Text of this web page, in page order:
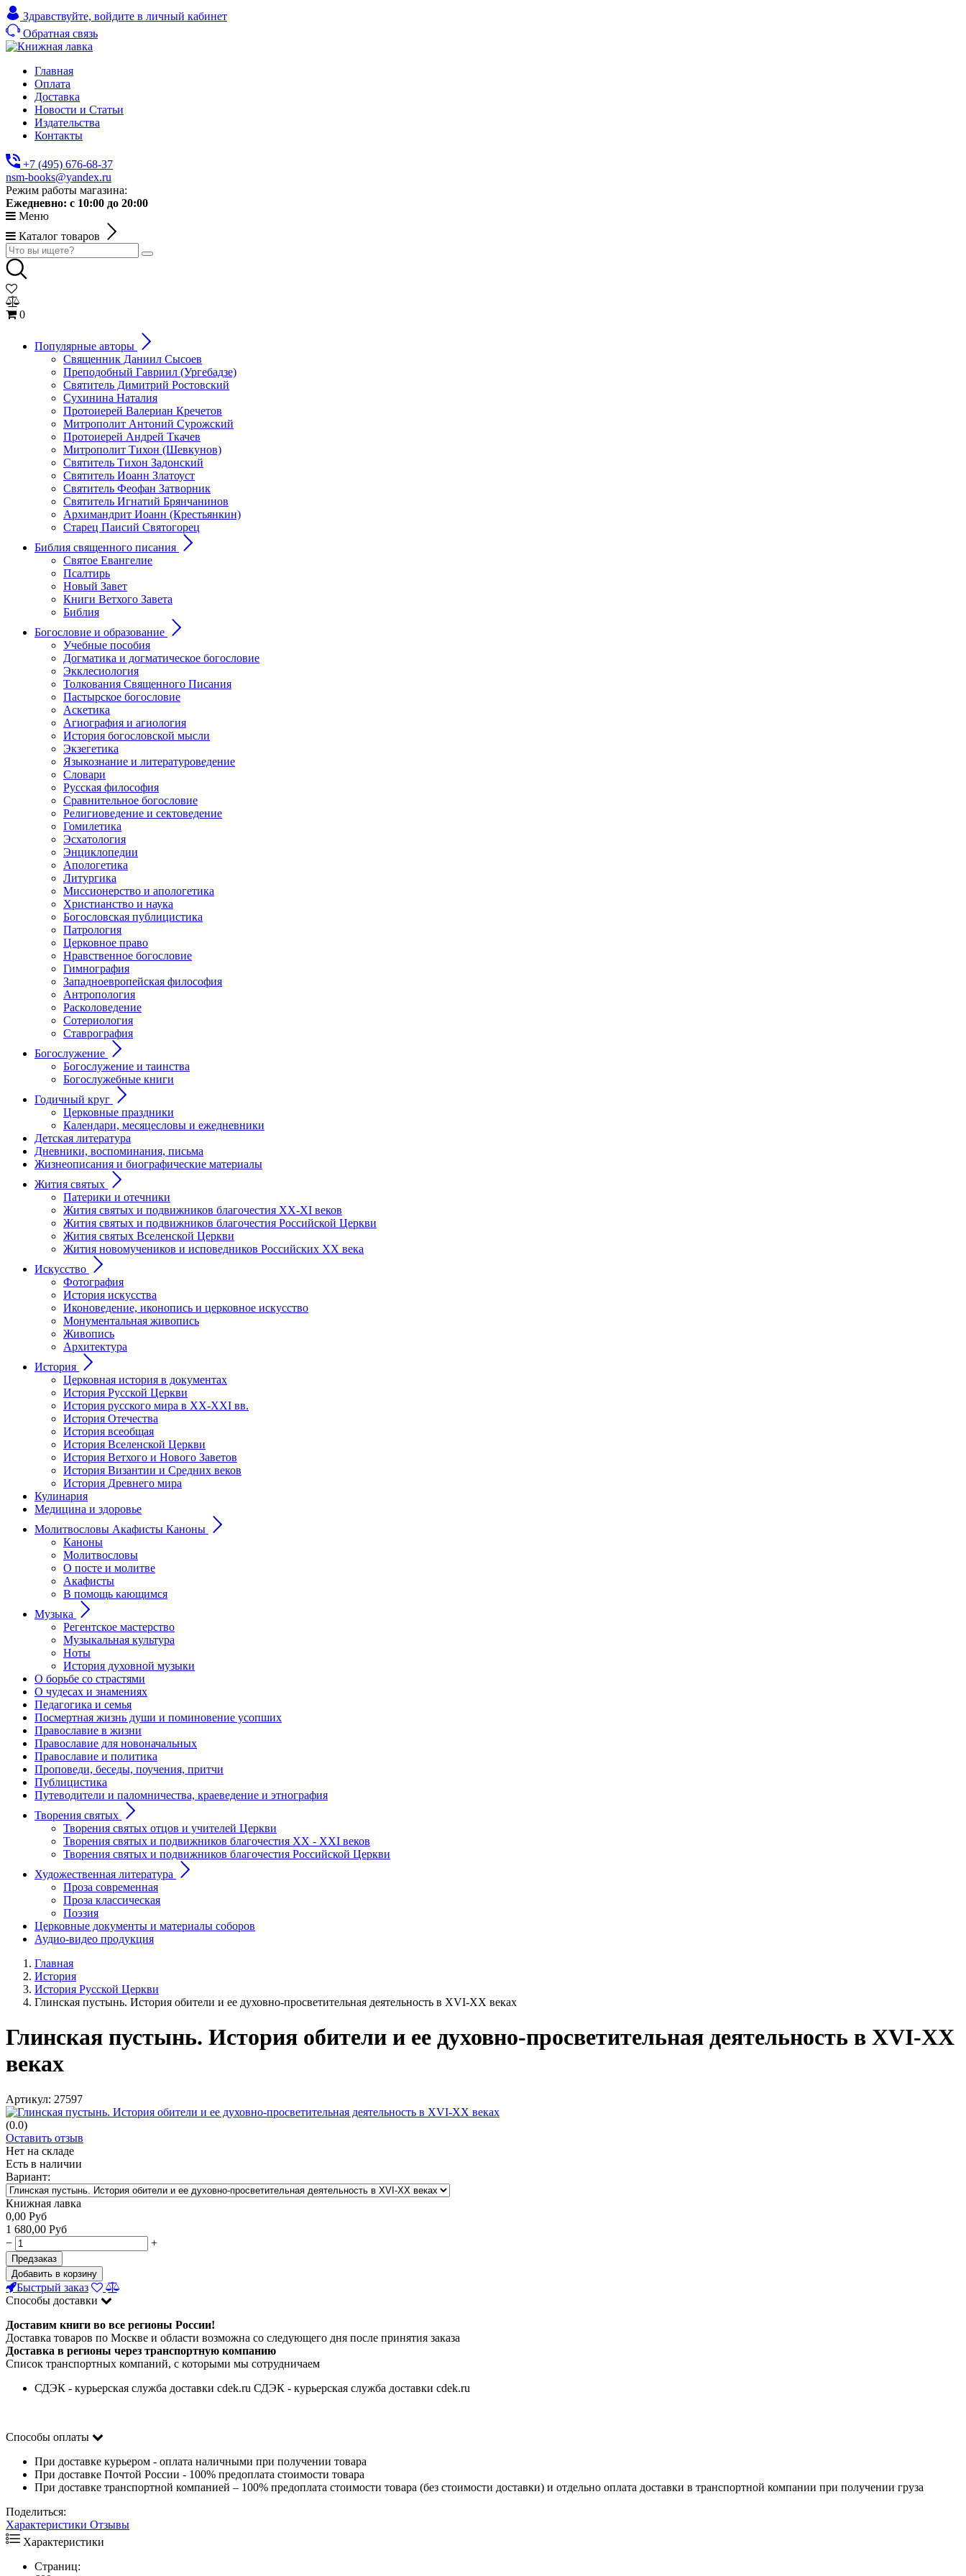
Здравствуйте, войдите в личный кабинет
Обратная связь
Главная
Оплата
Доставка
Новости и Статьи
Издательства
Контакты
+7 (495) 676-68-37
nsm-books@yandex.ru
Режим работы магазина:
Ежедневно: с 10:00 до 20:00
Меню
Каталог товаров
0
Популярные авторы
Священник Даниил Сысоев
Преподобный Гавриил (Ургебадзе)
Святитель Димитрий Ростовский
Сухинина Наталия
Протоиерей Валериан Кречетов
Митрополит Антоний Сурожский
Протоиерей Андрей Ткачев
Митрополит Тихон (Шевкунов)
Святитель Тихон Задонский
Святитель Иоанн Златоуст
Cвятитель Феофан Затворник
Святитель Игнатий Брянчанинов
Архимандрит Иоанн (Крестьянкин)
Старец Паисий Святогорец
Библия священного писания
Святое Евангелие
Псалтирь
Новый Завет
Книги Ветхого Завета
Библия
Богословие и образование
Учебные пособия
Догматика и догматическое богословие
Экклесиология
Толкования Священного Писания
Пастырское богословие
Аскетика
Агиография и агиология
История богословской мысли
Экзегетика
Языкознание и литературоведение
Словари
Русская философия
Сравнительное богословие
Религиоведение и сектоведение
Гомилетика
Эсхатология
Энциклопедии
Апологетика
Литургика
Миссионерство и апологетика
Христианство и наука
Богословская публицистика
Патрология
Церковное право
Нравственное богословие
Гимнография
Западноевропейская философия
Антропология
Расколоведение
Сотериология
Ставрография
Богослужение
Богослужение и таинства
Богослужебные книги
Годичный круг
Церковные праздники
Календари, месяцесловы и ежедневники
Детская литература
Дневники, воспоминания, письма
Жизнеописания и биографические материалы
Жития святых
Патерики и отечники
Жития святых и подвижников благочестия ХХ-XI веков
Жития святых и подвижников благочестия Российской Церкви
Жития святых Вселенской Церкви
Жития новомучеников и исповедников Российских ХХ века
Искусство
Фотография
История искусства
Иконоведение, иконопись и церковное искусство
Монументальная живопись
Живопись
Архитектура
История
Церковная история в документах
История Русской Церкви
История русского мира в ХХ-ХХI вв.
История Отечества
История всеобщая
История Вселенской Церкви
История Ветхого и Нового Заветов
История Византии и Средних веков
История Древнего мира
Кулинария
Медицина и здоровье
Молитвословы Акафисты Каноны
Каноны
Молитвословы
О посте и молитве
Акафисты
В помощь кающимся
Музыка
Регентское мастерство
Музыкальная культура
Ноты
История духовной музыки
О борьбе со страстями
О чудесах и знамениях
Педагогика и семья
Посмертная жизнь души и поминовение усопших
Православие в жизни
Православие для новоначальных
Православие и политика
Проповеди, беседы, поучения, притчи
Публицистика
Путеводители и паломничества, краеведение и этнография
Творения святых
Творения святых отцов и учителей Церкви
Творения святых и подвижников благочестия ХХ - ХХI веков
Творения святых и подвижников благочестия Российской Церкви
Художественная литература
Проза современная
Проза классическая
Поэзия
Церковные документы и материалы соборов
Аудио-видео продукция
Главная
История
История Русской Церкви
Глинская пустынь. История обители и ее духовно-просветительная деятельность в XVI-XX веках
Глинская пустынь. История обители и ее духовно-просветительная деятельность в XVI-XX
веках
Артикул: 27597
(0.0)
Оставить отзыв
Нет на складе
Есть в наличии
Вариант:
Книжная лавка
0,00 Руб
1 680,00 Руб
−
+
Предзаказ
Добавить в корзину
Быстрый заказ
Способы доставки
Доставим книги во все регионы России!
Доставка товаров по Москве и области возможна со следующего дня после принятия заказа
Доставка в регионы через транспортную компанию
Список транспортных компаний, с которыми мы сотрудничаем
СДЭК - курьерская служба доставки cdek.ru СДЭК - курьерская служба доставки cdek.ru
Способы оплаты
При доставке курьером - оплата наличными при получении товара
При доставке Почтой России - 100% предоплата стоимости товара
При доставке транспортной компанией – 100% предоплата стоимости товара (без стоимости доставки) и отдельно оплата доставки в транспортной компании при получении груза
Поделиться:
Характеристики Отзывы
Характеристики
Страниц: